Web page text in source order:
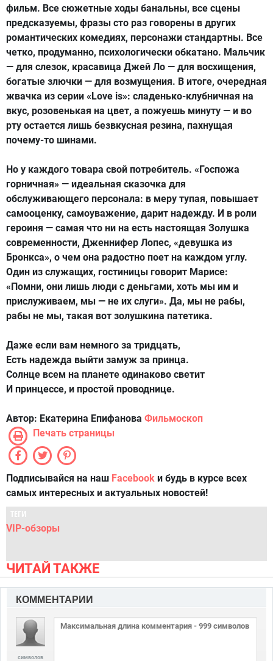
фильм. Все сюжетные ходы банальны, все сцены
предсказуемы, фразы сто раз говорены в других
романтических комедиях, персонажи стандартны. Все
четко, продуманно, психологически обкатано. Мальчик
— для слезок, красавица Джей Ло — для восхищения,
богатые злючки — для возмущения. В итоге, очередная
жвачка из серии «Love is»: сладенько-клубничная на
вкус, розовенькая на цвет, а пожуешь минуту — и во
рту остается лишь безвкусная резина, пахнущая
почему-то шинами.
Но у каждого товара свой потребитель. «Госпожа
горничная» — идеальная сказочка для
обслуживающего персонала: в меру тупая, повышает
самооценку, самоуважение, дарит надежду. И в роли
героиня — самая что ни на есть настоящая Золушка
современности, Дженнифер Лопес, «девушка из
Бронкса», о чем она радостно поет на каждом углу.
Один из служащих, гостиницы говорит Марисе:
«Помни, они лишь люди с деньгами, хоть мы им и
прислуживаем, мы — не их слуги». Да, мы не рабы,
рабы не мы, такая вот золушкина патетика.
Даже если вам немного за тридцать,
Есть надежда выйти замуж за принца.
Солнце всем на планете одинаково светит
И принцессе, и простой проводнице.
Автор: Екатерина Епифанова Фильмоскоп
Печать страницы
Подписывайся на наш Facebook и будь в курсе всех
самых интересных и актуальных новостей!
ТЕГИ
VIP-обзоры
ЧИТАЙ ТАКЖЕ
КОММЕНТАРИИ
символов